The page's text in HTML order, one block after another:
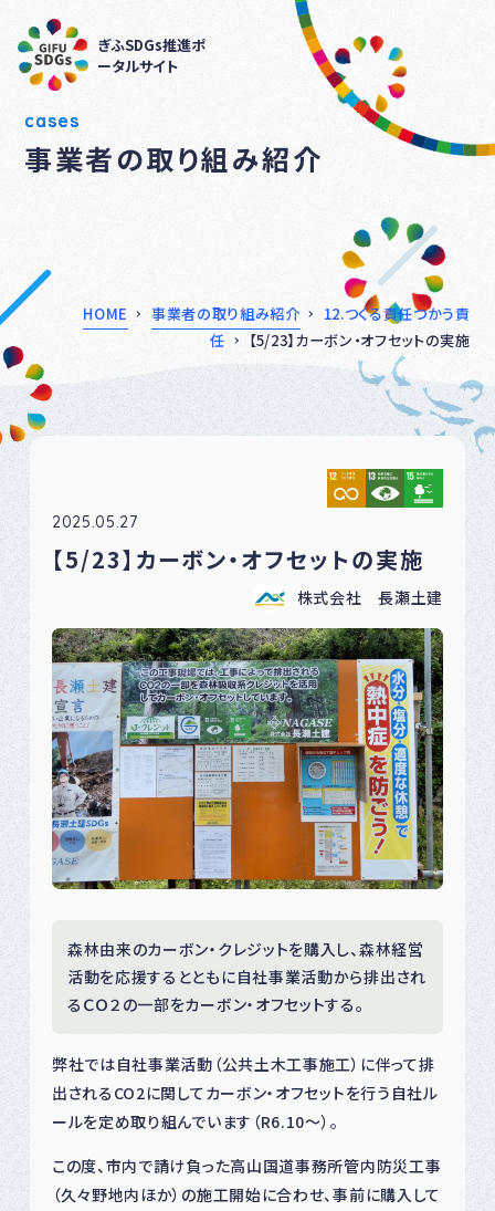
ぎふSDGs推進ポ
ータルサイト
cases
事業者の取り組み紹介
HOME 事業者の取り組み紹介
12.つくる責任つかう責
任
【5/23】カーボン・オフセットの実施
2025.05.27
【5/23】カーボン・オフセットの実施
株式会社 長瀬土建
森林由来のカーボン・クレジットを購入し、森林経営
活動を応援するとともに自社事業活動から排出され
るＣＯ２の一部をカーボン・オフセットする。
弊社では自社事業活動（公共土木工事施工）に伴って排
出されるCO2に関してカーボン・オフセットを行う自社ル
ールを定め取り組んでいます（R6.10～）。
この度、市内で請け負った高山国道事務所管内防災工事
（久々野地内ほか）の施工開始に合わせ、事前に購入して